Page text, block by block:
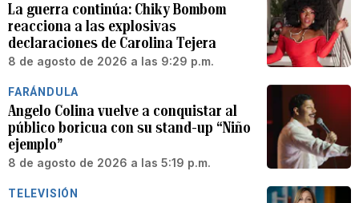
La guerra continúa: Chiky Bombom
reacciona a las explosivas
declaraciones de Carolina Tejera
8 de agosto de 2026 a las 9:29 p.m.
FARÁNDULA
Angelo Colina vuelve a conquistar al
público boricua con su stand-up “Niño
ejemplo”
8 de agosto de 2026 a las 5:19 p.m.
TELEVISIÓN